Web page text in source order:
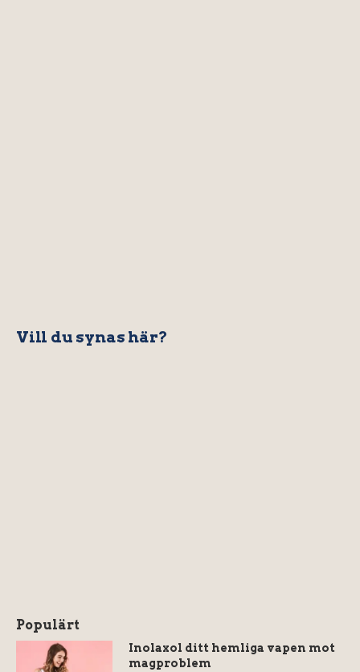
Vill du synas här?
Populärt
Inolaxol ditt hemliga vapen mot
magproblem